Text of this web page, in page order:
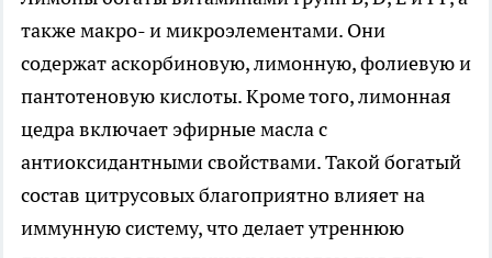
также макро- и микроэлементами. Они
содержат аскорбиновую, лимонную, фолиевую и
пантотеновую кислоты. Кроме того, лимонная
цедра включает эфирные масла с
антиоксидантными свойствами. Такой богатый
состав цитрусовых благоприятно влияет на
иммунную систему, что делает утреннюю